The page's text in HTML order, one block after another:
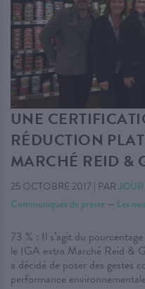
UNE
RÉDUCTION
MARCHÉ REID &
25 OCTOBRE 2017 | PAR
Communiqués de presse — Les
73 % : Il s’agit du
le IGA extra Marché Reid &
a décidé de poser des gestes
performance